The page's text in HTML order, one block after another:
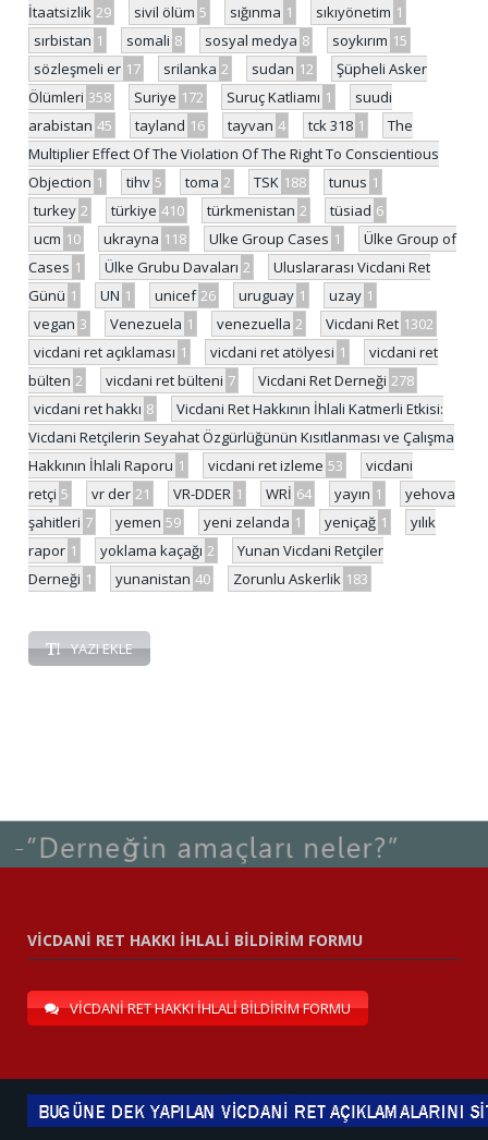
İtaatsizlik 29 sivil ölüm 5 sığınma 1 sıkıyönetim 1
sırbistan 1 somali 8 sosyal medya 8 soykırım 15
sözleşmeli er 17 srilanka 2 sudan 12
Şüpheli Asker
Ölümleri 358 Suriye 172 Suruç Katliamı 1
suudi
arabistan 45 tayland 16 tayvan 4 tck 318 1
The
Multiplier Effect Of The Violation Of The Right To Conscientious
Objection 1 tihv 5 toma 2 TSK 188 tunus 1
turkey 2 türkiye 410 türkmenistan 2 tüsiad 6
ucm 10 ukrayna 118 Ulke Group Cases 1
Ülke Group of
Cases 1 Ülke Grubu Davaları 2
Uluslararası Vicdani Ret
Günü 1 UN 1 unicef 26 uruguay 1 uzay 1
vegan 3 Venezuela 1 venezuella 2 Vicdani Ret 1302
vicdani ret açıklaması 1 vicdani ret atölyesi 1
vicdani ret
bülten 2 vicdani ret bülteni 7 Vicdani Ret Derneği 278
vicdani ret hakkı 8
Vicdani Ret Hakkının İhlali Katmerli Etkisi:
Vicdani Retçilerin Seyahat Özgürlüğünün Kısıtlanması ve Çalışma
Hakkının İhlali Raporu 1 vicdani ret izleme 53
vicdani
retçi 5 vr der 21 VR-DDER 1 WRİ 64 yayın 1
yehova
şahitleri 7 yemen 59 yeni zelanda 1 yeniçağ 1
yılık
rapor 1 yoklama kaçağı 2
Yunan Vicdani Retçiler
Derneği 1 yunanistan 40 Zorunlu Askerlik 183
YAZI EKLE
VİCDANİ RET HAKKI İHLALİ BİLDİRİM FORMU
VİCDANİ RET HAKKI İHLALİ BİLDİRİM FORMU